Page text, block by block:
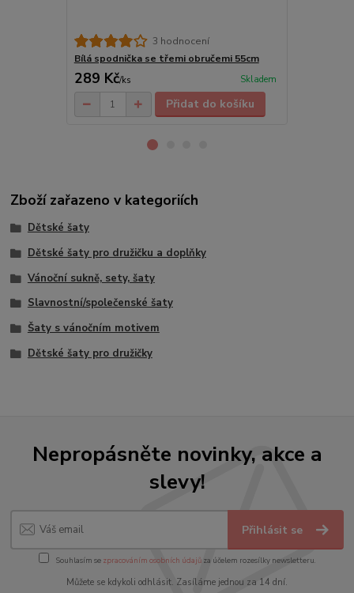
3 hodnocení
Bílá spodnička se třemi obručemi 55cm
289 Kč/ks Skladem
Přidat do košíku
Zboží zařazeno v kategoriích
Dětské šaty
Dětské šaty pro družičku a doplňky
Vánoční sukně, sety, šaty
Slavnostní/společenské šaty
Šaty s vánočním motivem
Dětské šaty pro družičky
Nepropásněte novinky, akce a
slevy!
Přihlásit se
Souhlasím se zpracováním osobních údajůza účelem rozesílky newsletteru.
Můžete se kdykoli odhlásit. Zasíláme jednou za 14 dní.